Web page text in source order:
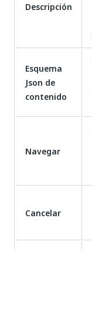
Descripción
Esquema
Json de
contenido
Navegar
Cancelar